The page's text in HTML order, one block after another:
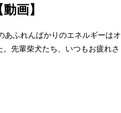
画】
あふれんばかりのエネルギーはオ
先輩柴犬たち、いつもお疲れさ